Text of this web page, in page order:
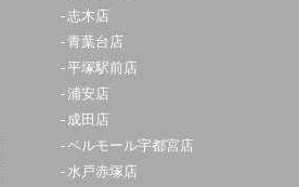
志木店
青葉台店
平塚駅前店
浦安店
成田店
ベルモール宇都宮店
水戸赤塚店